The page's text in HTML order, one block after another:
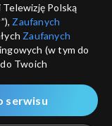
Polską
Zaufanych
Zaufanych
(w tym do
Twoich
udostępnianie
serwisu